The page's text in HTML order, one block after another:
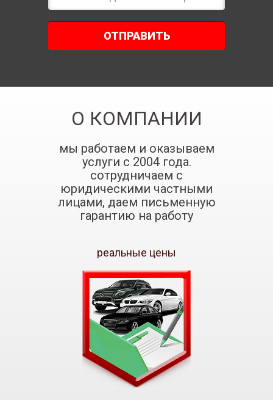
ОТПРАВИТЬ
О КОМПАНИИ
мы работаем и оказываем
услуги с 2004 года.
сотрудничаем с
юридическими частными
лицами, даем письменную
гарантию на работу
реальные цены